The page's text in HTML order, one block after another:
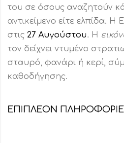
του σε όσους αναζητούν
αντικείμενο είτε ελπίδα. Η
στις 27 Αυγούστου. Η
τον δείχνει ντυμένο
σταυρό, φανάρι ή κερί,
καθοδήγησης.
ΕΠΙΠΛΈΟΝ